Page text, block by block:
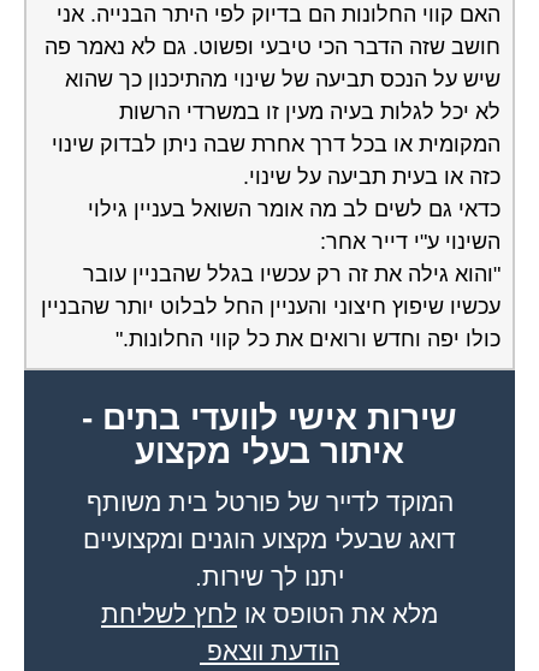
האם קווי החלונות הם בדיוק לפי היתר הבנייה. אני
חושב שזה הדבר הכי טיבעי ופשוט. גם לא נאמר פה
שיש על הנכס תביעה של שינוי מהתיכנון כך שהוא
לא יכל לגלות בעיה מעין זו במשרדי הרשות
המקומית או בכל דרך אחרת שבה ניתן לבדוק שינוי
כזה או בעית תביעה על שינוי.
כדאי גם לשים לב מה אומר השואל בעניין גילוי
השינוי ע"י דייר אחר:
"והוא גילה את זה רק עכשיו בגלל שהבניין עובר
עכשיו שיפוץ חיצוני והעניין החל לבלוט יותר שהבניין
כולו יפה וחדש ורואים את כל קווי החלונות."
שירות אישי לוועדי בתים -
איתור בעלי מקצוע
המוקד לדייר של פורטל בית משותף
דואג שבעלי מקצוע הוגנים ומקצועיים
יתנו לך שירות.
מלא את הטופס או לחץ לשליחת
הודעת ווצאפ